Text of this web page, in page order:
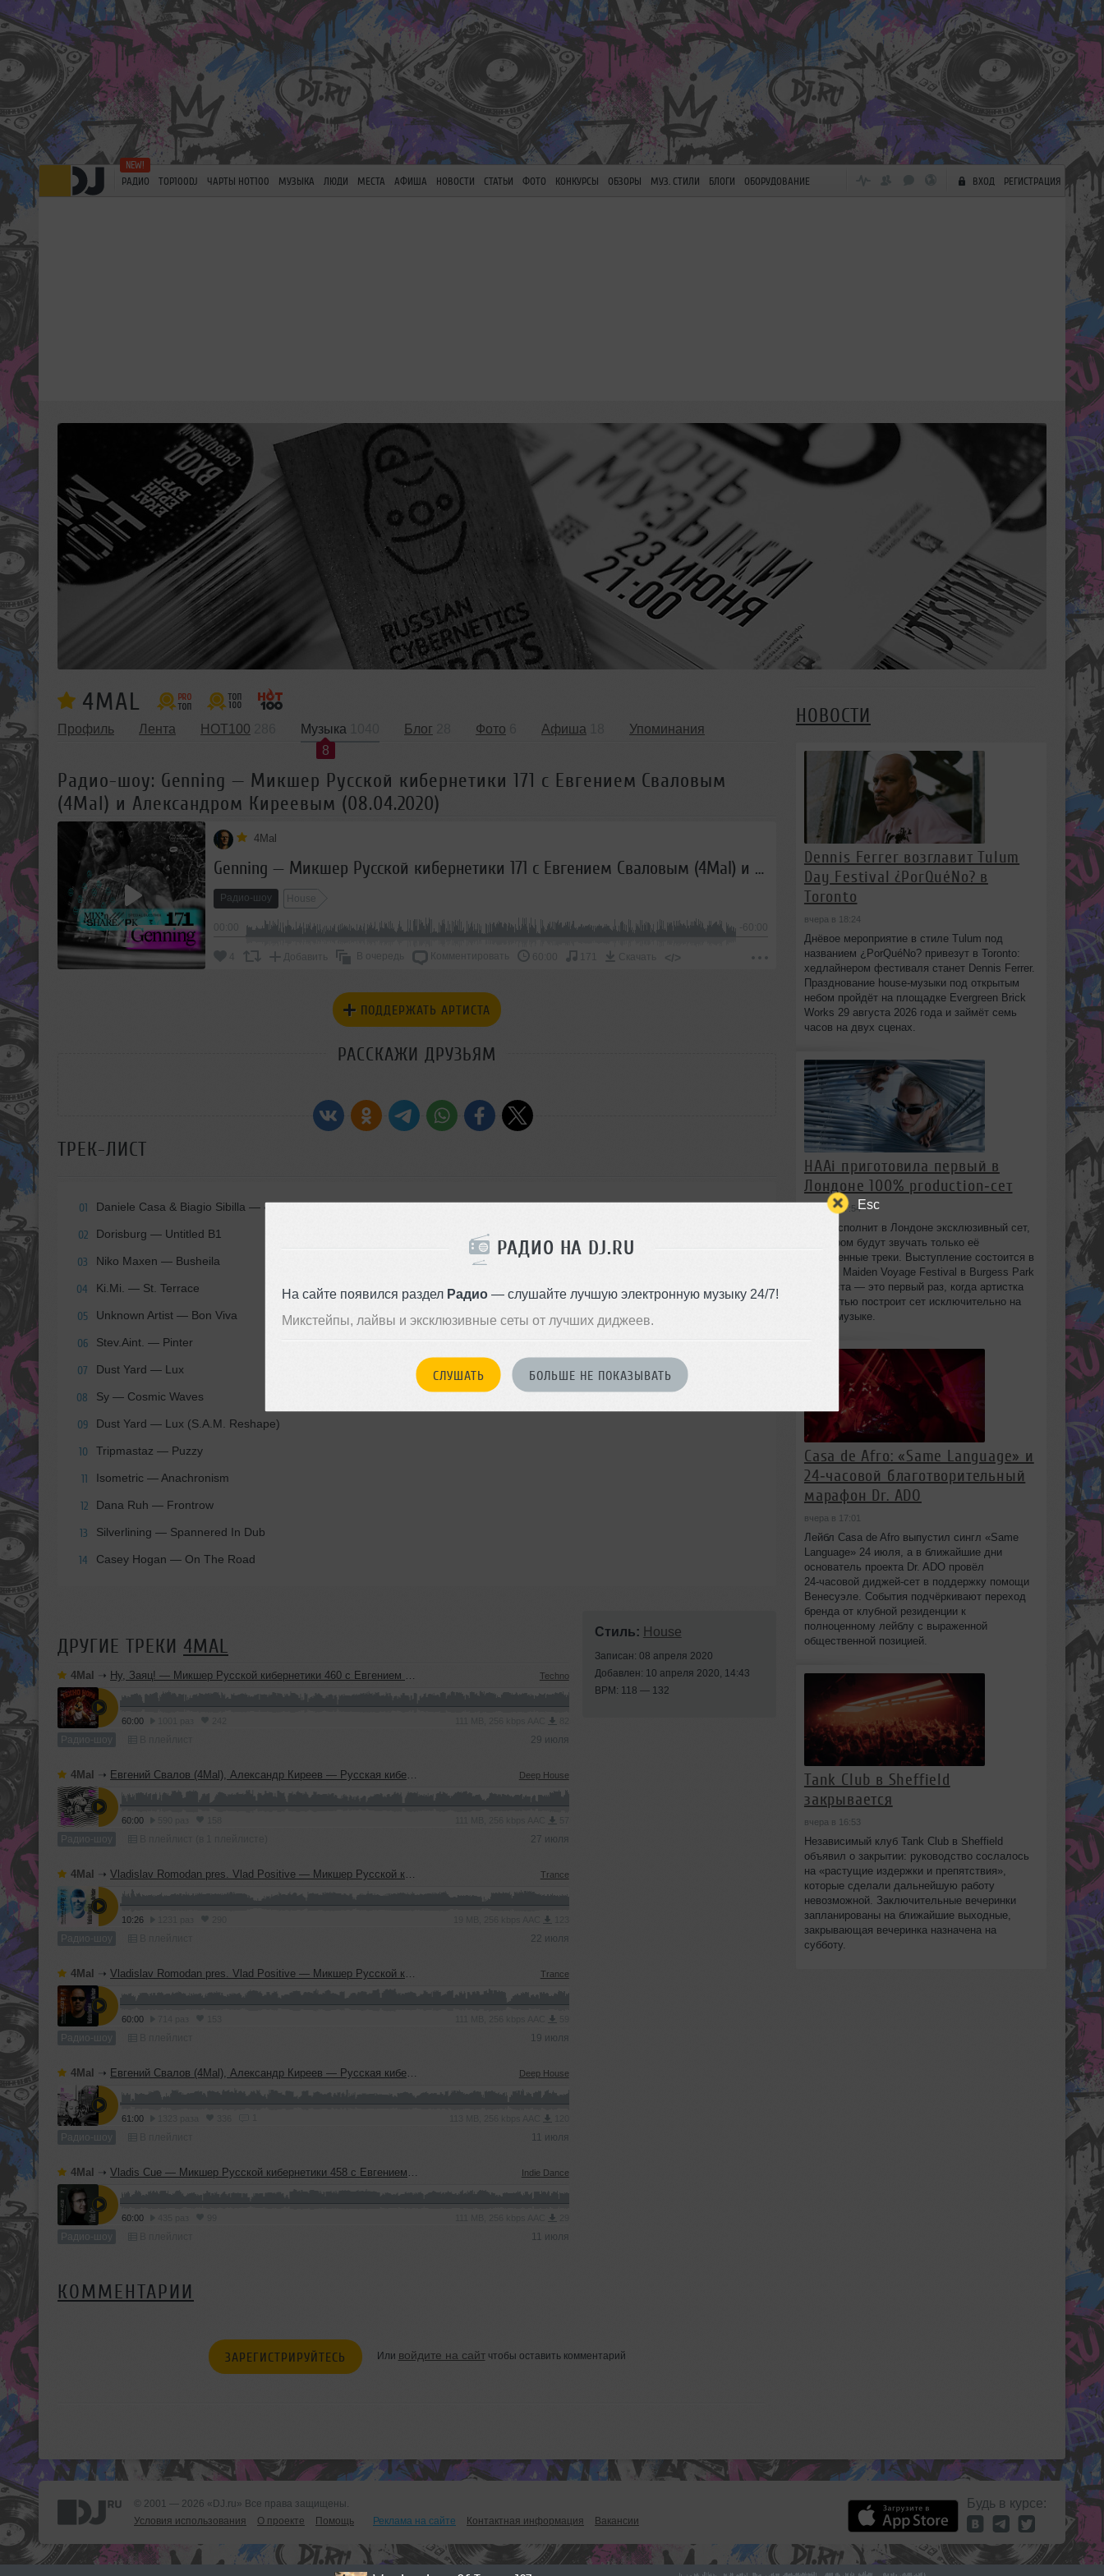
Esc
РАДИО НА DJ.RU
На сайте появился раздел Радио— слушайте лучшую электронную музыку 24/7!
Микстейпы, лайвы и эксклюзивные сеты от лучших диджеев.
СЛУШАТЬ БОЛЬШЕ НЕ ПОКАЗЫВАТЬ
РАДИО TOP100DJ ЧАРТЫ HOT100 МУЗЫКА ЛЮДИ МЕСТА АФИША НОВОСТИ СТАТЬИ ФОТО КОНКУРСЫ ОБЗОРЫ МУЗ. СТИЛИ БЛОГИ ОБОРУДОВАНИЕ ВХОД РЕГИСТРАЦИЯ
4MAL
Профиль Лента HOT100
Музыка
8
Блог Фото Афиша Упоминания
Радио-шоу: Genning — Микшер Русской кибернетики 171 с Евгением Сваловым
(4Mal) и Александром Киреевым (08.04.2020)
4Mal
Genning — Микшер Русской кибернетики 171 с Евгением Сваловым (4Mal) и Александром Киреевым (08.04.2020)
Радио-шоу House
-60:00
Добавить В очередь Комментировать 60:00 171 Скачать </>
ПОДДЕРЖАТЬ АРТИСТА
РАССКАЖИ ДРУЗЬЯМ
ТРЕК-ЛИСТ
01 Daniele Casa & Biagio Sibilla — «002»
02 Dorisburg — Untitled B1
03 Niko Maxen — Busheila
04 Ki.Mi. — St. Terrace
05 Unknown Artist — Bon Viva
06 Stev.Aint. — Pinter
07 Dust Yard — Lux
08 Sy — Cosmic Waves
09 Dust Yard — Lux (S.A.M. Reshape)
10 Tripmastaz — Puzzy
11 Isometric — Anachronism
12 Dana Ruh — Frontrow
13 Silverlining — Spannered In Dub
14 Casey Hogan — On The Road
ДРУГИЕ ТРЕКИ 4MAL
4Mal ➝ Ну, Заяц! — Микшер Русской кибернетики 460 с Евгением Сваловым (4Mal) и Александром Киреевым (22.07.2026) Techno
60:00
Радио-шоу 29 июля
4Mal ➝ Евгений Свалов (4Mal), Александр Киреев — Русская кибернетика 725 (22.07.2026) Deep House
60:00
Радио-шоу 27 июля
4Mal ➝ Vladislav Romodan pres. Vlad Positive — Микшер Русской кибернетики 459, Part 2, с Евгением Сваловым (4Mal) и Александром Киреевым (15.07.2026) Trance
10:26
Радио-шоу 22 июля
4Mal ➝ Vladislav Romodan pres. Vlad Positive — Микшер Русской кибернетики 459, Part 1, с Евгением Сваловым (4Mal) и Александром Киреевым (15.07.2026) Trance
60:00
Радио-шоу 19 июля
4Mal ➝ Евгений Свалов (4Mal), Александр Киреев — Русская кибернетика 724 (08.07.2026) Deep House
61:00
Радио-шоу 11 июля
4Mal ➝ Vladis Cue — Микшер Русской кибернетики 458 с Евгением Сваловым (4Mal) и Александром Киреевым (08.07.2026) Indie Dance
60:00
Радио-шоу 11 июля
Стиль: House
Записан: 08 апреля 2020
Добавлен: 10 апреля 2020, 14:43
BPM: 118 — 132
КОММЕНТАРИИ
ЗАРЕГИСТРИРУЙТЕСЬ Или войдите на сайтчтобы оставить комментарий
НОВОСТИ
Dennis Ferrer возглавит Tulum
Day Festival ¿PorQuéNo? в
Toronto
вчера в 18:24
Днёвое мероприятие в стиле Tulum под
названием ¿PorQuéNo? привезут в Toronto:
хедлайнером фестиваля станет Dennis Ferrer.
Празднование house-музыки под открытым
небом пройдёт на площадке Evergreen Brick
Works 29 августа 2026 года и займёт семь
часов на двух сценах.
HAAi приготовила первый в
Лондоне 100% production‑сет
вчера в 17:54
HAAi исполнит в Лондоне эксклюзивный сет,
в котором будут звучать только её
собственные треки. Выступление состоится в
рамках Maiden Voyage Festival в Burgess Park
8 августа — это первый раз, когда артистка
полностью построит сет исключительно на
своей музыке.
Casa de Afro: «Same Language» и
24‑часовой благотворительный
марафон Dr. ADO
вчера в 17:01
Лейбл Casa de Afro выпустил сингл «Same
Language» 24 июля, а в ближайшие дни
основатель проекта Dr. ADO провёл
24‑часовой диджей‑сет в поддержку помощи
Венесуэле. События подчёркивают переход
бренда от клубной резиденции к
полноценному лейблу с выраженной
общественной позицией.
Tank Club в Sheffield
закрывается
вчера в 16:53
Независимый клуб Tank Club в Sheffield
объявил о закрытии: руководство сослалось
на «растущие издержки и препятствия»,
которые сделали дальнейшую работу
невозможной. Заключительные вечеринки
запланированы на ближайшие выходные,
закрывающая вечеринка назначена на
субботу.
© 2001 — 2026 «DJ.ru» Все права защищены.
Условия использования
О проекте Помощь Реклама на сайте Контактная информация Вакансии
Будь в курсе: